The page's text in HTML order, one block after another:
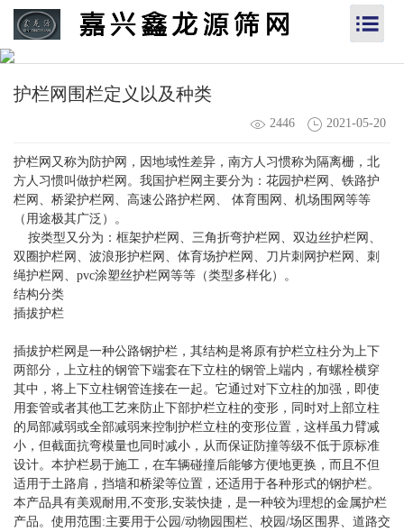
护栏网围栏定义以及种类
2446 2021-05-20
护栏网又称为防护网，因地域性差异，南方人习惯称为隔离栅，北
方人习惯叫做护栏网。我国护栏网主要分为：花园护栏网、铁路护
栏网、桥梁护栏网、高速公路护栏网、 体育围网、机场围网等等
（用途极其广泛）。
按类型又分为：框架护栏网、三角折弯护栏网、双边丝护栏网、
双圈护栏网、波浪形护栏网、体育场护栏网、刀片刺网护栏网、刺
绳护栏网、pvc涂塑丝护栏网等等（类型多样化）。
结构分类
插拔护栏
插拔护栏网是一种公路钢护栏，其结构是将原有护栏立柱分为上下
两部分，上立柱的钢管下端套在下立柱的钢管上端内，有螺栓横穿
其中，将上下立柱钢管连接在一起。它通过对下立柱的加强，即使
用套管或者其他工艺来防止下部护栏立柱的变形，同时对上部立柱
的局部减弱或全部减弱来控制护栏立柱的变形位置，这样虽力臂减
小，但截面抗弯模量也同时减小，从而保证防撞等级不低于原标准
设计。本护栏易于施工，在车辆碰撞后能够方便地更换，而且不但
适用于土路肩，挡墙和桥梁等位置，还适用于各种形式的钢护栏。
本产品具有美观耐用,不变形,安装快捷，是一种较为理想的金属护栏
产品。使用范围:主要用于公园/动物园围栏、校园/场区围界、道路交